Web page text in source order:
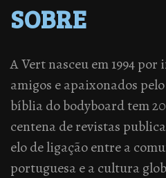
SOBRE
A Vert nasceu em 1994
amigos e apaixonados
bíblia do bodyboard tem
centena de revistas
elo de ligação entre a
portuguesa e a cultura